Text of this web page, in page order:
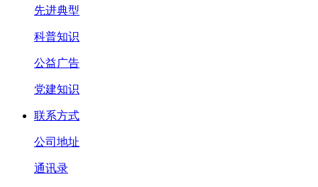
先进典型
科普知识
公益广告
党建知识
联系方式
公司地址
通讯录